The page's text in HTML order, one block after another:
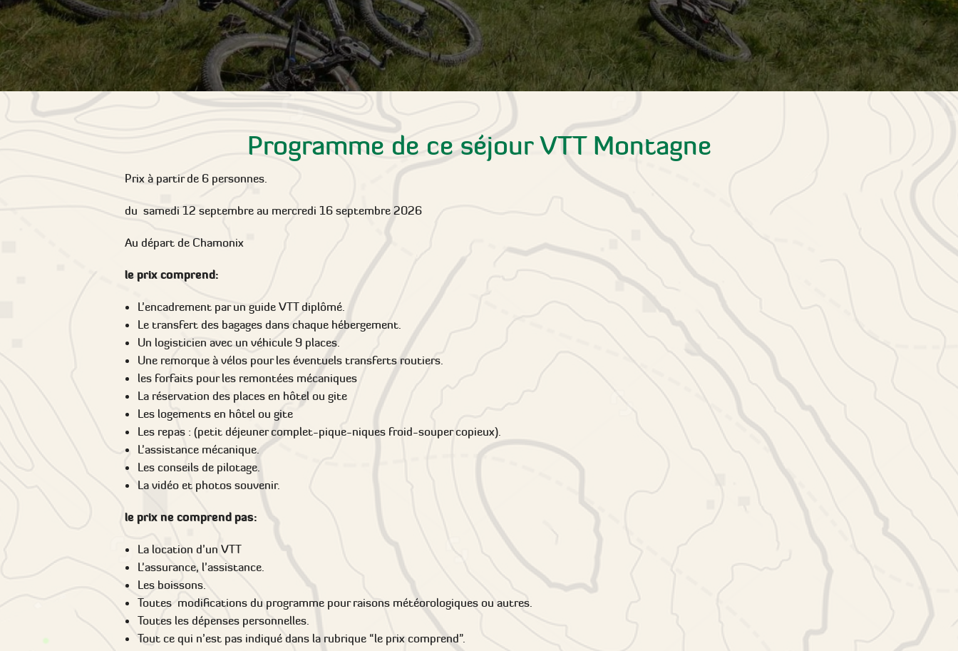
Programme de ce séjour VTT Montagne
Prix à partir de 6 personnes.
du samedi 12 septembre au mercredi 16 septembre 2026
Au départ de Chamonix
le prix comprend:
L’encadrement par un guide VTT diplômé.
Le transfert des bagages dans chaque hébergement.
Un logisticien avec un véhicule 9 places.
Une remorque à vélos pour les éventuels transferts routiers.
les forfaits pour les remontées mécaniques
La réservation des places en hôtel ou gite
Les logements en hôtel ou gite
Les repas : (petit déjeuner complet-pique-niques froid-souper copieux).
L'assistance mécanique.
Les conseils de pilotage.
La vidéo et photos souvenir.
le prix ne comprend pas:
La location d’un VTT
L'assurance, l’assistance.
Les boissons.
Toutes modifications du programme pour raisons météorologiques ou autres.
Toutes les dépenses personnelles.
Tout ce qui n’est pas indiqué dans la rubrique “le prix comprend”.